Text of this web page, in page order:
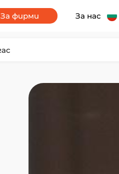
За фирми За нас